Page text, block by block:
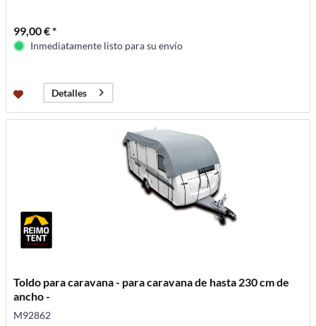
99,00 € *
Inmediatamente listo para su envío
Detalles
Toldo para caravana - para caravana de hasta 230 cm de
ancho -
M92862